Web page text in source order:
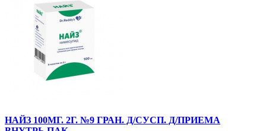
НАЙЗ 100МГ. 2Г. №9 ГРАН. Д/СУСП. Д/ПРИЕМА